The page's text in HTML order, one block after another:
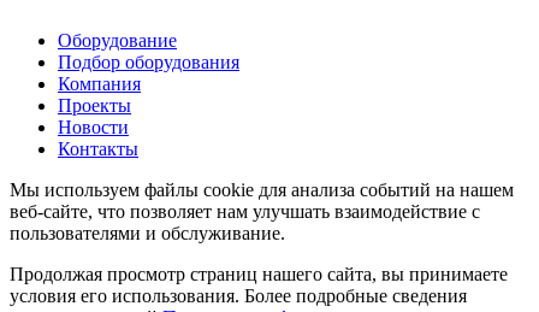
Оборудование
Подбор оборудования
Компания
Проекты
Новости
Контакты
Мы используем файлы cookie для анализа событий на нашем
веб-сайте, что позволяет нам улучшать взаимодействие с
пользователями и обслуживание.
Продолжая просмотр страниц нашего сайта, вы принимаете
условия его использования. Более подробные сведения